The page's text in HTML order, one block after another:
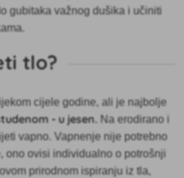
gubitaka važnog dušika i učiniti
tlo?
cijele godine, ali je najbolje
- u jesen. Na erodirano i
vapno. Vapnenje nije potrebno
ono ovisi individualno o potrošnji
prirodnom ispiranju iz tla,